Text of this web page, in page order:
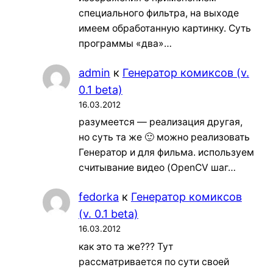
специального фильтра, на выходе
имеем обработанную картинку. Суть
программы «два»…
admin к Генератор комиксов (v.
0.1 beta)
16.03.2012
разумеется — реализация другая,
но суть та же 🙂 можно реализовать
Генератор и для фильма. используем
считывание видео (OpenCV шаг…
fedorka к Генератор комиксов
(v. 0.1 beta)
16.03.2012
как это та же??? Тут
рассматривается по сути своей